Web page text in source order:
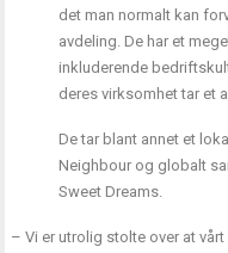
det man normalt kan
avdeling. De har et
inkluderende
deres virksomhet tar et
De tar blant annet et
Neighbour og globalt
Sweet Dreams.
– Vi er utrolig stolte over at